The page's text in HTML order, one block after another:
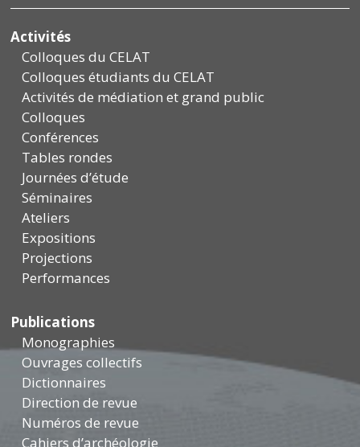
Activités
Colloques du CELAT
Colloques étudiants du CELAT
Activités de médiation et grand public
Colloques
Conférences
Tables rondes
Journées d’étude
Séminaires
Ateliers
Expositions
Projections
Performances
Publications
Monographies
Ouvrages collectifs
Dictionnaires
Direction de revue
Numéros de revue
Cahiers d’archéologie